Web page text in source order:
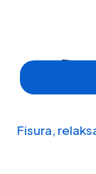
Fisura,